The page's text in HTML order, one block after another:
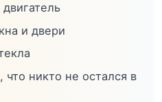
и двери
что никто не остался в